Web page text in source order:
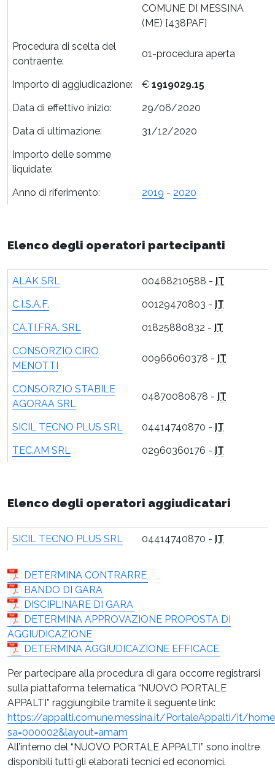
COMUNE DI MESSINA
(ME) [438PAF]
Procedura di scelta del
contraente:
01-procedura aperta
Importo di aggiudicazione: € 1919029.15
Data di effettivo inizio:
29/06/2020
Data di ultimazione:
31/12/2020
Importo delle somme
liquidate:
Anno di riferimento:
2019 - 2020
Elenco degli operatori partecipanti
ALAK SRL 00468210588 - IT
C.I.S.A.F.
00129470803 - IT
CA.TI.FRA. SRL
01825880832 - IT
CONSORZIO CIRO
MENOTTI
00966060378 - IT
CONSORZIO STABILE
AGORAA SRL
04870080878 - IT
SICIL TECNO PLUS SRL 04414740870 - IT
TEC.AM SRL
02960360176 - IT
Elenco degli operatori aggiudicatari
SICIL TECNO PLUS SRL 04414740870 - IT
DETERMINA CONTRARRE
BANDO DI GARA
DISCIPLINARE DI GARA
DETERMINA APPROVAZIONE PROPOSTA DI
AGGIUDICAZIONE
DETERMINA AGGIUDICAZIONE EFFICACE
Per partecipare alla procedura di gara occorre registrarsi
sulla piattaforma telematica “NUOVO PORTALE
APPALTI” raggiungibile tramite il seguente link:
https://appalti.comune.messina.it/PortaleAppalti/it/
sa=000002&layout=amam
All’interno del “NUOVO PORTALE APPALTI” sono inoltre
disponibili tutti gli elaborati tecnici ed economici.